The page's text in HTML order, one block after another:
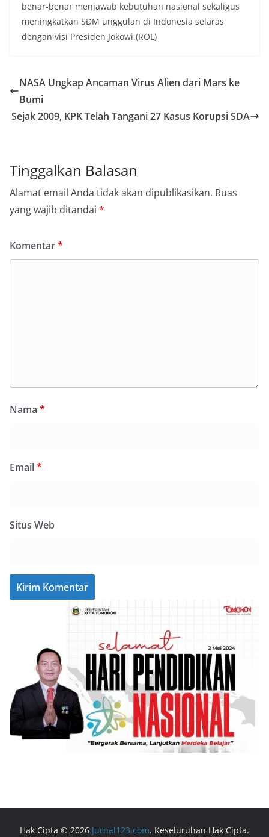
benar-benar menjawab kebutuhan nasional sekaligus
meningkatkan SDM unggulan di Indonesia selaras
dengan visi Presiden Jokowi.(ROL)
NASA Ungkap Ancaman Virus Alien dari Mars ke
Bumi
Sejak 2009, KPK Telah Tangani 27 Kasus Korupsi SDA
Tinggalkan Balasan
Alamat email Anda tidak akan dipublikasikan. Ruas
yang wajib ditandai *
Komentar*
Nama *
Email*
Situs Web
Hak Cipta © 2026 Jurnal123.com. Keseluruhan Hak Cipta.